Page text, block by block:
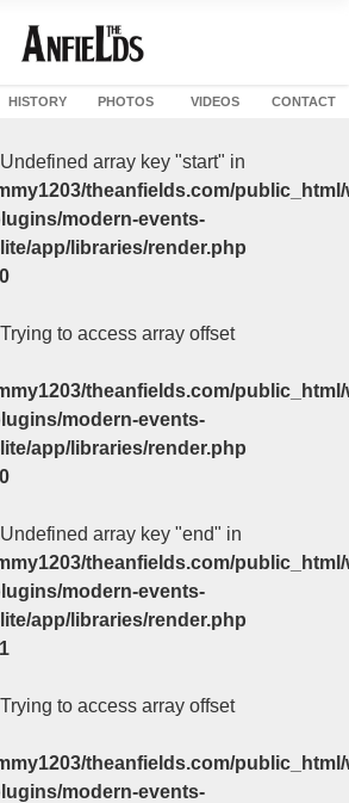
HISTORY PHOTOS VIDEOS CONTACT
array key "start" in
theanfields.com/public_html/
modern-events-
app/libraries/render.php
to access array offset
theanfields.com/public_html/
modern-events-
app/libraries/render.php
array key "end" in
theanfields.com/public_html/
modern-events-
app/libraries/render.php
to access array offset
theanfields.com/public_html/
modern-events-